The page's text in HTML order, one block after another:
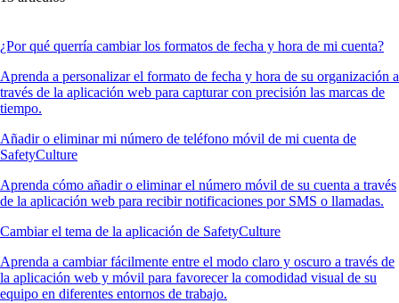
¿Por qué querría cambiar los formatos de fecha y hora de mi cuenta?
Aprenda a personalizar el formato de fecha y hora de su organización a
través de la aplicación web para capturar con precisión las marcas de
tiempo.
Añadir o eliminar mi número de teléfono móvil de mi cuenta de
SafetyCulture
Aprenda cómo añadir o eliminar el número móvil de su cuenta a través
de la aplicación web para recibir notificaciones por SMS o llamadas.
Cambiar el tema de la aplicación de SafetyCulture
Aprenda a cambiar fácilmente entre el modo claro y oscuro a través de
la aplicación web y móvil para favorecer la comodidad visual de su
equipo en diferentes entornos de trabajo.